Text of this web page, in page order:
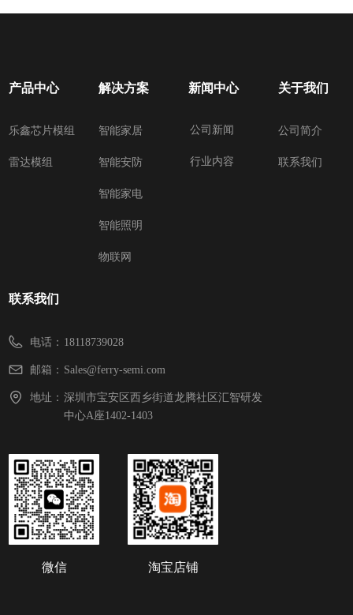
产品中心
乐鑫芯片模组
雷达模组
解决方案
智能家居
智能安防
智能家电
智能照明
物联网
新闻中心
公司新闻
行业内容
关于我们
公司简介
联系我们
联系我们
电话： 18118739028
邮箱： Sales@ferry-semi.com
地址： 深圳市宝安区西乡街道龙腾社区汇智研发
中心A座1402-1403
微信 淘宝店铺